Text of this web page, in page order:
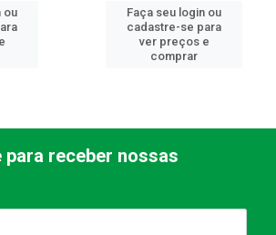
ou
Faça seu login ou
cadastre-se para
ver preços e
comprar
receber nossas